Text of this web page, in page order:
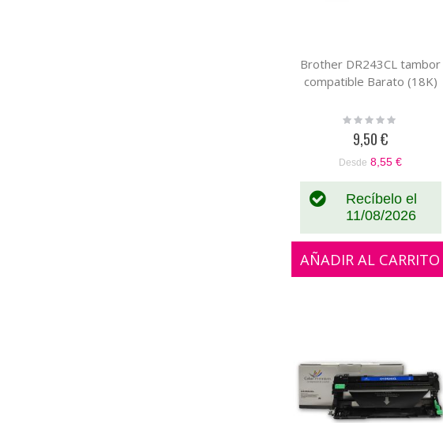
Brother DR243CL tambor
compatible Barato (18K)
Rating:
9,50 €
Desde 8,55 €
Recíbelo el
11/08/2026
AÑADIR AL CARRITO